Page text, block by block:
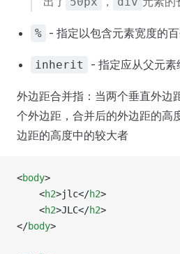
% - 指定以包含元素宽度的
inherit - 指定应从父元素
外边距合并指：当两个垂直外边
个外边距，合并后的外边距的高
边距的高度中的较大者
<body>
    <
h2>jlc</h2>
    <
h2>JLC</h2>
</body>